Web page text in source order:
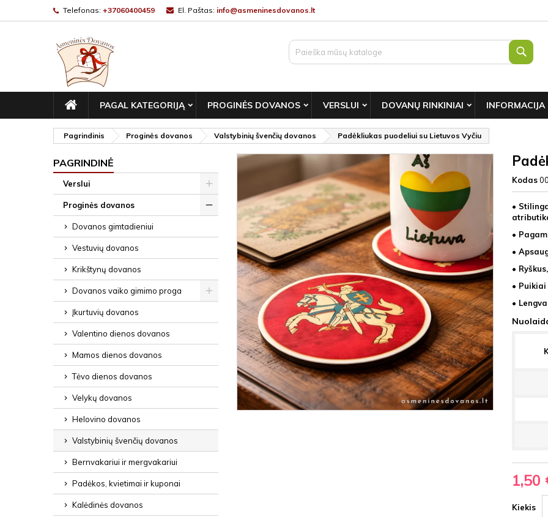
Telefonas: +37060400459 El. Paštas: info@asmeninesdovanos.lt
PAGRINDINIS
PAGAL KATEGORIJĄ PROGINĖS DOVANOS VERSLUI DOVANŲ RINKINIAI INFORMACIJA
Pagrindinis Proginės dovanos Valstybinių švenčių dovanos Padėkliukas puodeliui su Lietuvos Vyčiu
PAGRINDINĖ
Verslui
Proginės dovanos
Dovanos gimtadieniui
Vestuvių dovanos
Krikštynų dovanos
Dovanos vaiko gimimo proga
Įkurtuvių dovanos
Valentino dienos dovanos
Mamos dienos dovanos
Tėvo dienos dovanos
Velykų dovanos
Helovino dovanos
Valstybinių švenčių dovanos
Bernvakariui ir mergvakariui
Padėkos, kvietimai ir kuponai
Kalėdinės dovanos
Kodas
•
•
•
•
•
•
1,50
Kiekis